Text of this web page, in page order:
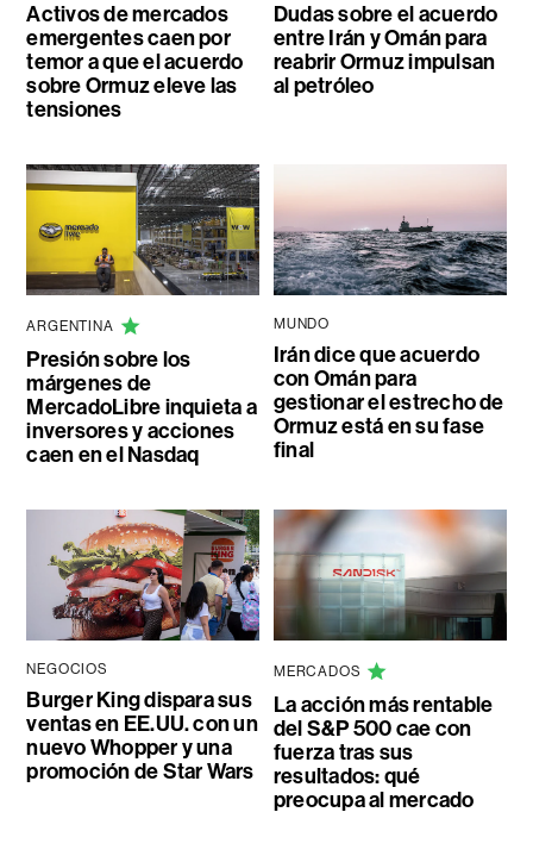
Activos de mercados
emergentes caen por
temor a que el acuerdo
sobre Ormuz eleve las
tensiones
Dudas sobre el acuerdo
entre Irán y Omán para
reabrir Ormuz impulsan
al petróleo
ARGENTINA
Presión sobre los
márgenes de
MercadoLibre inquieta a
inversores y acciones
caen en el Nasdaq
MUNDO
Irán dice que acuerdo
con Omán para
gestionar el estrecho de
Ormuz está en su fase
final
NEGOCIOS
Burger King dispara sus
ventas en EE.UU. con un
nuevo Whopper y una
promoción de Star Wars
MERCADOS
La acción más rentable
del S&P 500 cae con
fuerza tras sus
resultados: qué
preocupa al mercado